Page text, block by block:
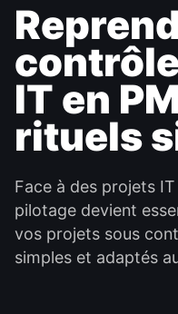
IT en
rituels
Face à des projets
pilotage devient
vos projets sous
simples et adaptés